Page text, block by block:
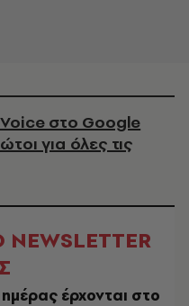
στο Google
για όλες τις
έρχονται στο